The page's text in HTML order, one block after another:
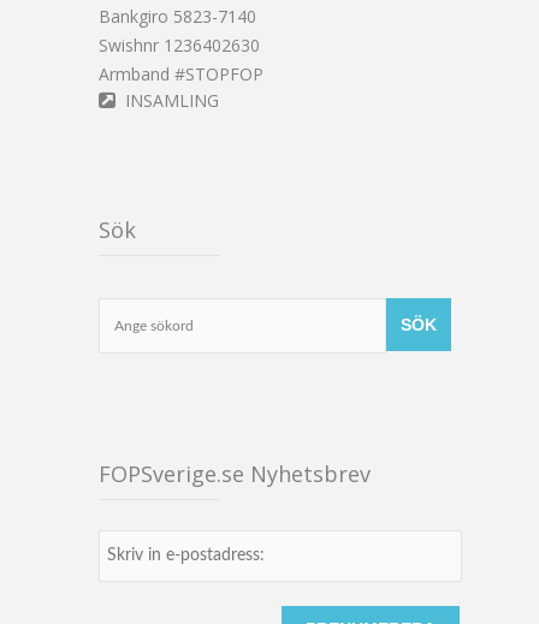
Bankgiro 5823-7140
Swishnr 1236402630
Armband #STOPFOP
INSAMLING
Sök
FOPSverige.se Nyhetsbrev